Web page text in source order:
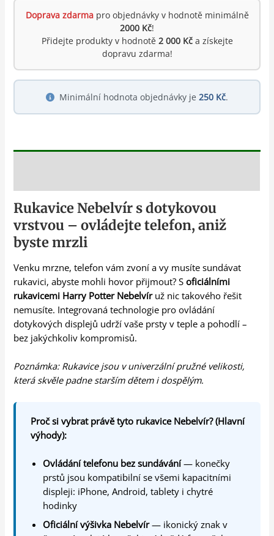
Doprava zdarmapro objednávky v hodnotě minimálně
2000 Kč!
Přidejte produkty v hodnotě 2 000 Kča získejte
dopravu zdarma!
Minimální hodnota objednávky je 250 Kč.
Rukavice Nebelvír s dotykovou
vrstvou – ovládejte telefon, aniž
byste mrzli
Venku mrzne, telefon vám zvoní a vy musíte sundávat
rukavici, abyste mohli hovor přijmout? Soficiálními
rukavicemi Harry Potter Nebelvíruž nic takového řešit
nemusíte. Integrovaná technologie pro ovládání
dotykových displejů udrží vaše prsty v teple a pohodlí –
bez jakýchkoliv kompromisů.
Poznámka: Rukavice jsou v univerzální pružné velikosti,
která skvěle padne starším dětem i dospělým.
Proč si vybrat právě tyto rukavice Nebelvír? (Hlavní
výhody):
Ovládání telefonu bez sundávání— konečky
prstů jsou kompatibilní se všemi kapacitními
displeji: iPhone, Android, tablety i chytré
hodinky
Oficiální výšivka Nebelvír— ikonický znak v